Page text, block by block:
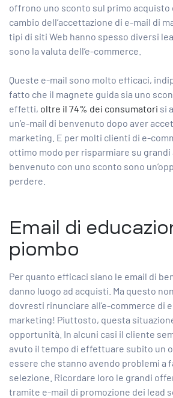
offrono uno sconto sul primo acquisto
cambio dell’accettazione di e-mail di
tipi di siti Web hanno spesso diversi
sono la valuta dell’e-commerce.
Queste e-mail sono molto efficaci,
fatto che il magnete guida sia uno
effetti, oltre il 74% dei consumatori si
un’e-mail di benvenuto dopo aver
marketing. E per molti clienti di e-
ottimo modo per risparmiare su grandi
benvenuto con uno sconto sono
perdere.
Email di
piombo
Per quanto efficaci siano le email di
danno luogo ad acquisti. Ma questo
dovresti rinunciare all’e-commerce di
marketing! Piuttosto, questa
opportunità. In alcuni casi il cliente
avuto il tempo di effettuare subito un
essere che stanno avendo problemi a
selezione. Ricordare loro le grandi
tramite e-mail di promozione dei lead